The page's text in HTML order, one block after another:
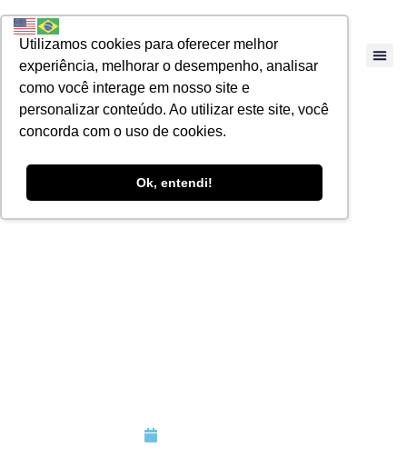
Utilizamos cookies para oferecer melhor
experiência, melhorar o desempenho, analisar
como você interage em nosso site e
personalizar conteúdo. Ao utilizar este site, você
concorda com o uso de cookies.
Ok, entendi!